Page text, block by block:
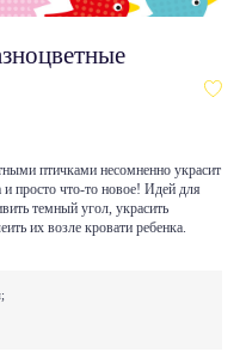
птичками несомненно украсит
просто что-то новое! Идей для
темный угол, украсить
их возле кровати ребенка.